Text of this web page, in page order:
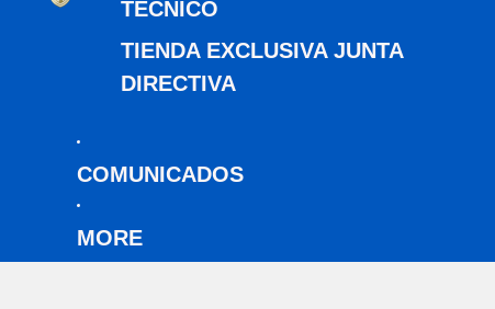
TÉCNICO
TIENDA EXCLUSIVA JUNTA
DIRECTIVA
COMUNICADOS
MORE